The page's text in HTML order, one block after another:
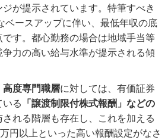
が提示されています。特筆すべき
ベースアップに伴い、最低年収の底
す。都心勤務の場合は地域手当等
力の高い給与水準が提示される傾
度専門職層に対しては、有価証券
る 「譲渡制限付株式報酬」などの
れる階層も存在し、これを加える
円以上といった高い報酬設定がなさ